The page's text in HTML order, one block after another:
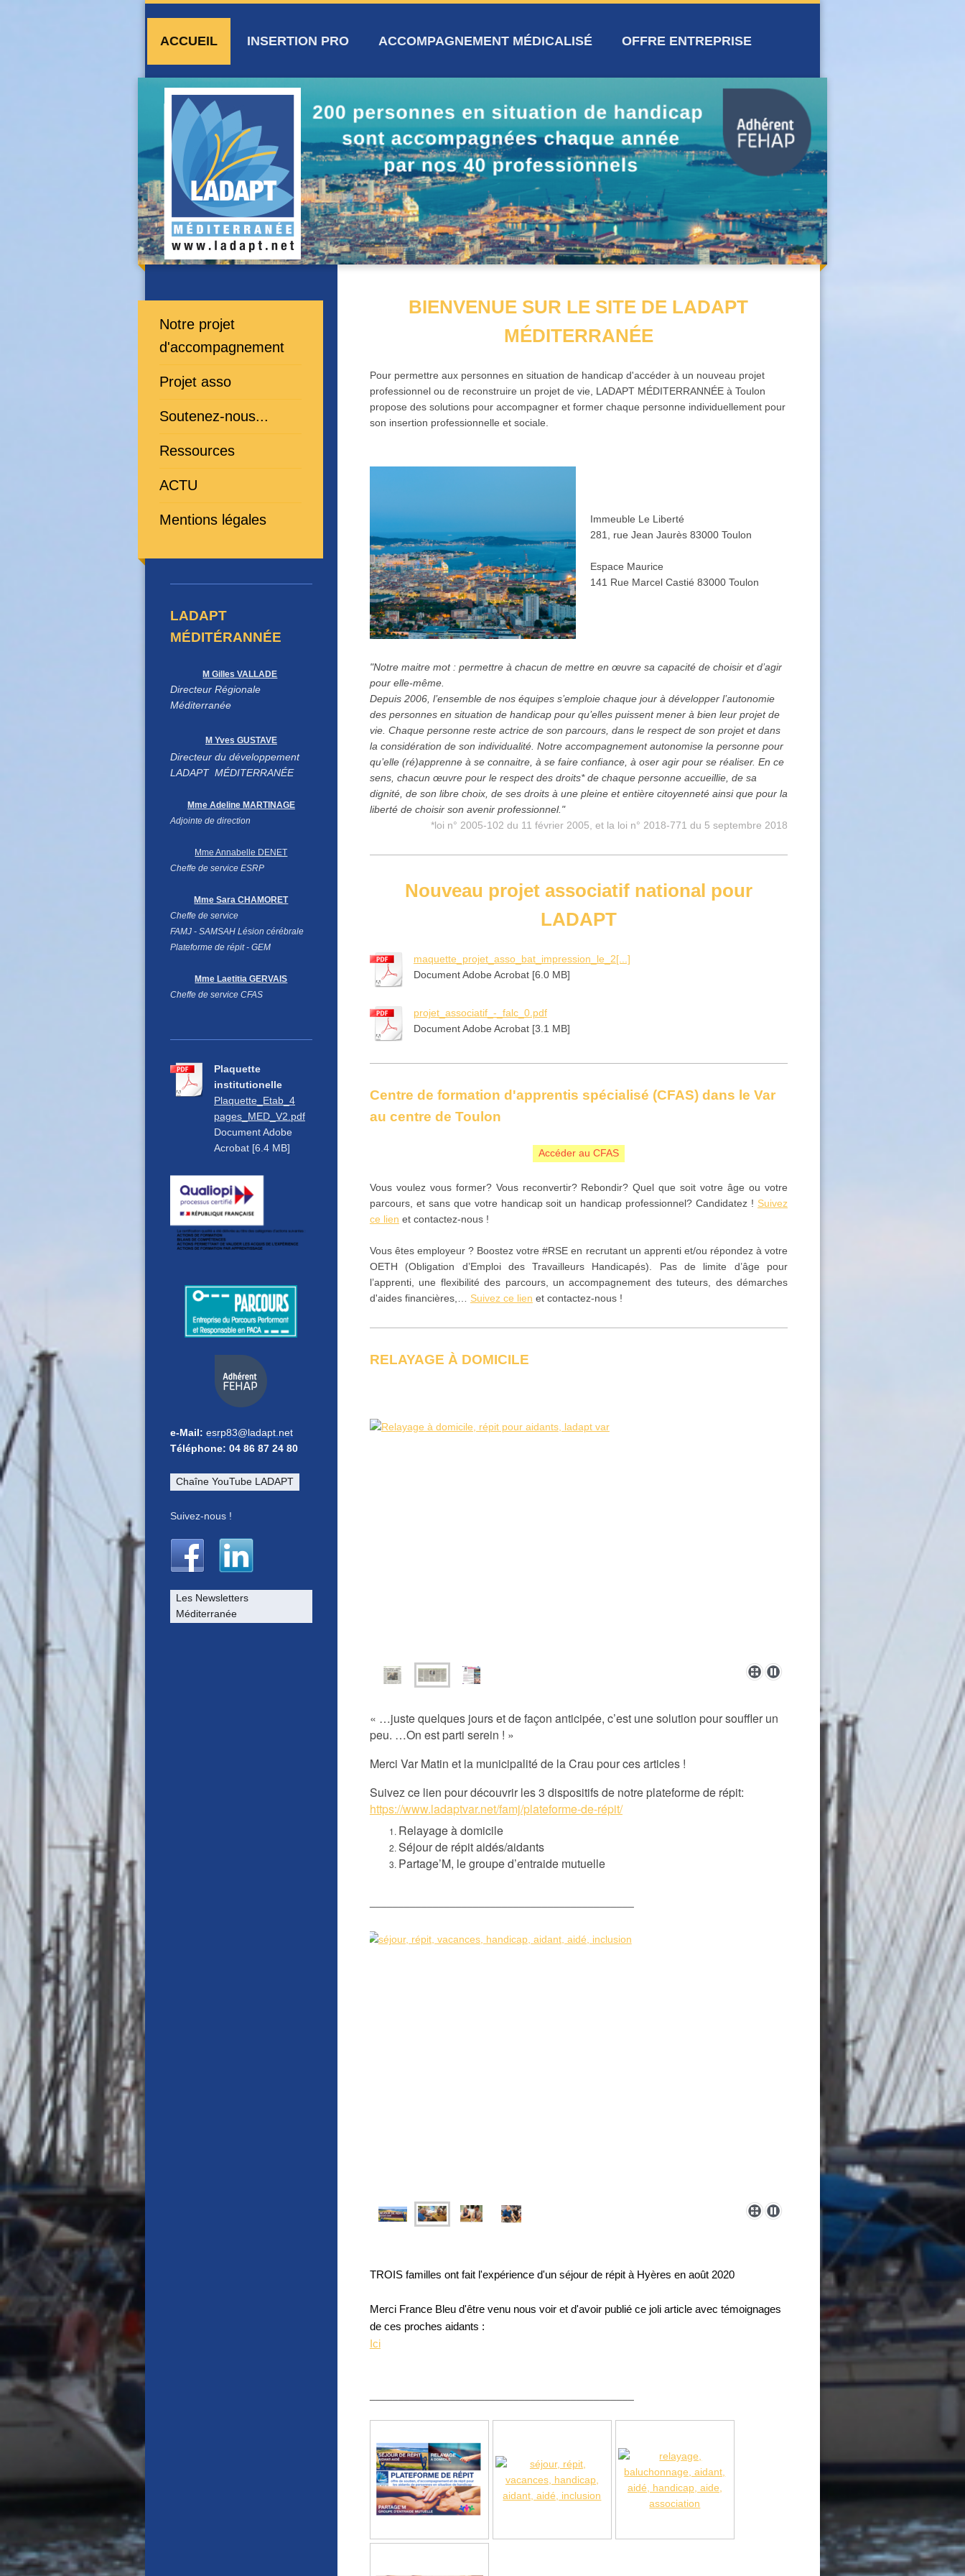
ACCUEIL INSERTION PRO ACCOMPAGNEMENT MÉDICALISÉ OFFRE ENTREPRISE
BIENVENUE SUR LE SITE DE LADAPT
MÉDITERRANÉE
Pour permettre aux personnes en situation de handicap d'accéder à un nouveau projet
professionnel ou de reconstruire un projet de vie, LADAPT MÉDITERRANNÉE à Toulon
propose des solutions pour accompagner et former chaque personne individuellement pour
son insertion professionnelle et sociale.
Immeuble Le Liberté
281, rue Jean Jaurès 83000 Toulon
Espace Maurice
141 Rue Marcel Castié 83000 Toulon
"Notre maitre mot : permettre à chacun de mettre en œuvre sa capacité de choisir et d’agir
pour elle-même.
Depuis 2006, l’ensemble de nos équipes s’emploie chaque jour à développer l’autonomie
des personnes en situation de handicap pour qu’elles puissent mener à bien leur projet de
vie. Chaque personne reste actrice de son parcours, dans le respect de son projet et dans
la considération de son individualité. Notre accompagnement autonomise la personne pour
qu’elle (ré)apprenne à se connaitre, à se faire confiance, à oser agir pour se réaliser. En ce
sens, chacun œuvre pour le respect des droits* de chaque personne accueillie, de sa
dignité, de son libre choix, de ses droits à une pleine et entière citoyenneté ainsi que pour la
liberté de choisir son avenir professionnel."
*loi n° 2005-102 du 11 février 2005, et la loi n° 2018-771 du 5 septembre 2018
Nouveau projet associatif national pour
LADAPT
maquette_projet_asso_bat_impression_le_2[...]
Document Adobe Acrobat [6.0 MB]
projet_associatif_-_falc_0.pdf
Document Adobe Acrobat [3.1 MB]
Centre de formation d'apprentis spécialisé (CFAS) dans le Var
au centre de Toulon
Accéder au CFAS
Vous voulez vous former? Vous reconvertir? Rebondir? Quel que soit votre âge ou votre
parcours, et sans que votre handicap soit un handicap professionnel? Candidatez ! Suivez
ce lien et contactez-nous !
Vous êtes employeur ? Boostez votre #RSE en recrutant un apprenti et/ou répondez à votre
OETH (Obligation d’Emploi des Travailleurs Handicapés). Pas de limite d’âge pour
l’apprenti, une flexibilité des parcours, un accompagnement des tuteurs, des démarches
d'aides financières,… Suivez ce lien et contactez-nous !
RELAYAGE À DOMICILE
« …juste quelques jours et de façon anticipée, c’est une solution pour souffler un
peu. …On est parti serein ! »
Merci Var Matin et la municipalité de la Crau pour ces articles !
Suivez ce lien pour découvrir les 3 dispositifs de notre plateforme de répit:
https://www.ladaptvar.net/famj/plateforme-de-répit/
Relayage à domicile
Séjour de répit aidés/aidants
Partage’M, le groupe d’entraide mutuelle
TROIS familles ont fait l'expérience d'un séjour de répit à Hyères en août 2020
Merci France Bleu d'être venu nous voir et d'avoir publié ce joli article avec témoignages
de ces proches aidants
Ici
Notre projet
d'accompagnement
Projet asso
Soutenez-nous...
Ressources
ACTU
Mentions légales
LADAPT
MÉDITÉRANNÉE
M Gilles VALLADE
Directeur Régionale
Méditerranée
M Yves GUSTAVE
Directeur du développement
LADAPT MÉDITERRANÉE
Mme Adeline MARTINAGE
Adjointe de direction
Mme Annabelle DENET
Cheffe de service ESRP
Mme Sara CHAMORET
Cheffe de service
FAMJ - SAMSAH Lésion cérébrale
Plateforme de répit - GEM
Mme Laetitia GERVAIS
Cheffe de service CFAS
Plaquette
institutionelle
Plaquette_Etab_4
pages_MED_V2.pdf
Document Adobe
Acrobat [6.4 MB]
e-Mail: esrp83@ladapt.net
Téléphone: 04 86 87 24 80
Chaîne YouTube LADAPT
Suivez-nous !
Les Newsletters
Méditerranée